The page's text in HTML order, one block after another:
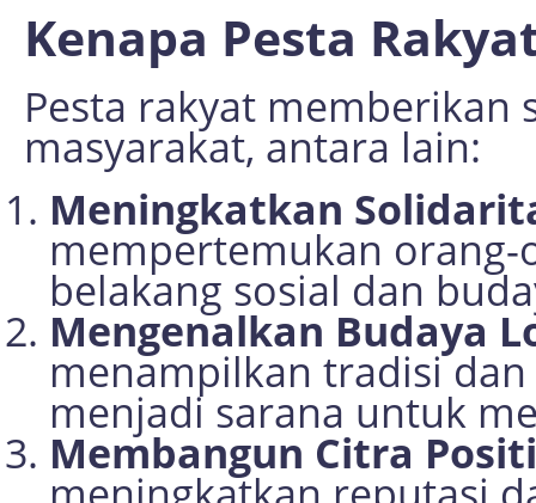
Kenapa Pesta
Pesta rakyat
masyarakat, antara lain:
Meningkatkan
mempertemukan
belakang sosial dan
Mengenalkan Budaya
menampilkan tradisi
menjadi sarana untuk
Membangun Citra